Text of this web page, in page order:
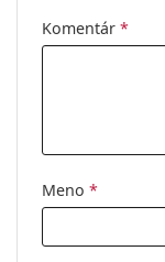
Kategória:
Komentár *
Meno *